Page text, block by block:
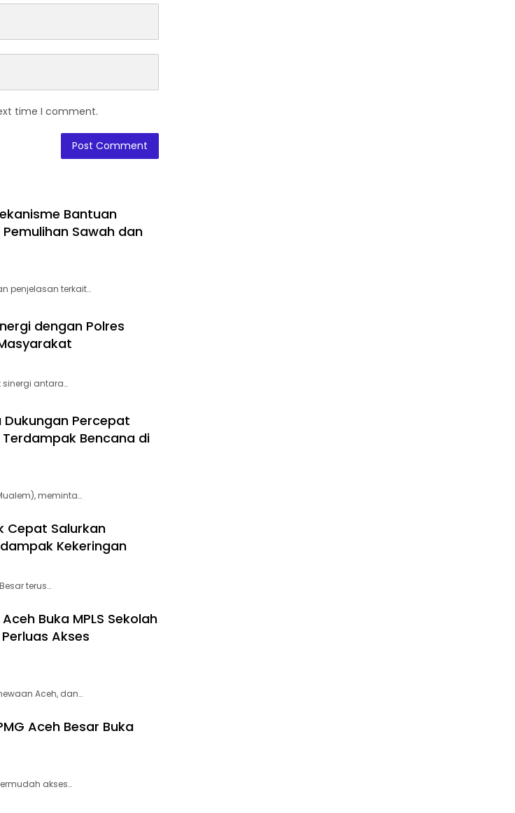
time I comment.
Bantuan
Sawah dan
penjelasan terkait…
dengan Polres
sinergi antara…
Dukungan Percepat
Bencana di
meminta…
Cepat Salurkan
Kekeringan
terus…
Buka MPLS Sekolah
Akses
Aceh, dan…
Aceh Besar Buka
akses…